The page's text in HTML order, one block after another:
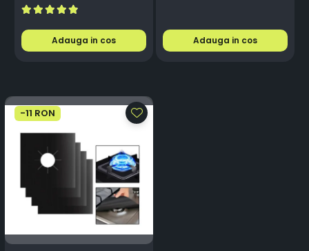
Adauga in cos Adauga in cos
-11 RON